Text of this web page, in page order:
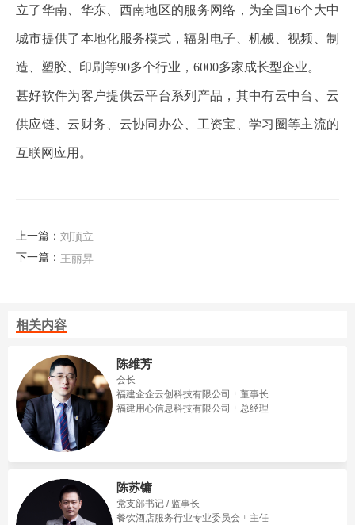
立了华南、华东、西南地区的服务网络，为全国16个大中
城市提供了本地化服务模式，辐射电子、机械、视频、制
造、塑胶、印刷等90多个行业， 6000多家成长型企业。
甚好软件为客户提供云平台系列产品，其中有云中台、云
供应链、云财务、云协同办公、工资宝、学习圈等主流的
互联网应用。
上一篇： 刘顶立
下一篇： 王丽昇
相关内容
陈维芳
会长
福建企企云创科技有限公司
董事长
福建用心信息科技有限公司
总经理
陈苏镛
党支部书记 / 监事长
餐饮酒店服务行业专业委员会
主任